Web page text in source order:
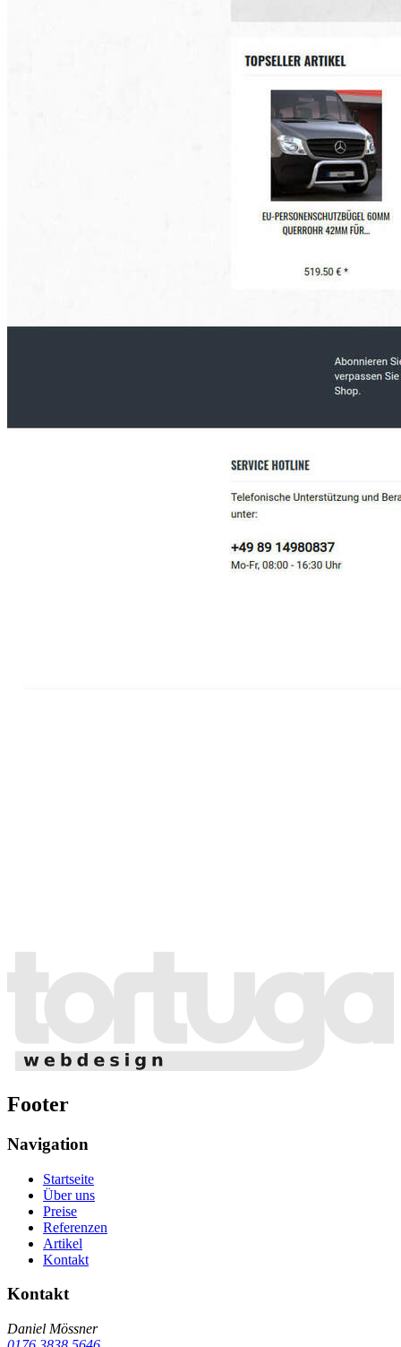
Footer
Navigation
Startseite
Über uns
Preise
Referenzen
Artikel
Kontakt
Kontakt
Daniel Mössner